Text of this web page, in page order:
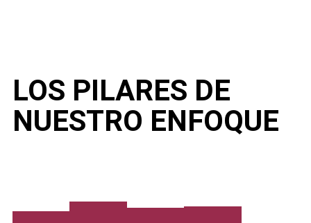
LOS PILARES DE
NUESTRO ENFOQUE